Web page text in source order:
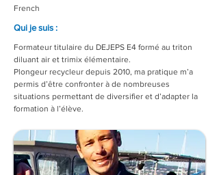
French
Qui je suis :
Formateur titulaire du DEJEPS E4 formé au triton
diluant air et trimix élémentaire.
Plongeur recycleur depuis 2010, ma pratique m’a
permis d’être confronter à de nombreuses
situations permettant de diversifier et d’adapter la
formation à l’élève.